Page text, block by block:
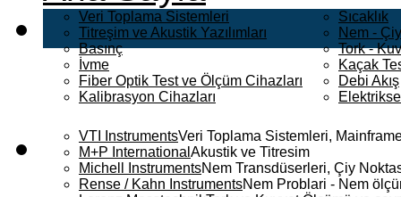
Veri Toplama Sistemleri
Titreşim ve Akustik Yazılımları
Basınç
İvme
Fiber Optik Test ve Ölçüm Cihazları
Kalibrasyon Cihazları
Sıcaklık
Nem -
Tork -
Kaçak
Debi Akış
VTI InstrumentsVeri Toplama Sistemleri,
M+P International Akustik ve Titresim
Michell InstrumentsNem Transdüserleri, Çiy
Rense / Kahn InstrumentsNem Problari - Nem